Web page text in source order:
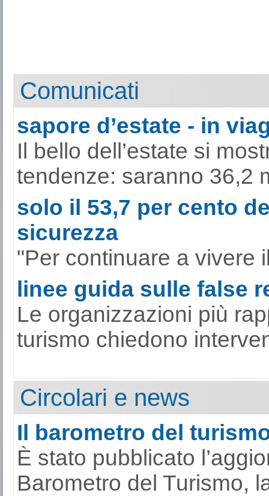
Comunicati
sapore d’estate - in
Il bello dell’estate si
tendenze: saranno 36,2
solo il 53,7 per cento
sicurezza
"Per continuare a vivere
linee guida sulle false
Le organizzazioni più
turismo chiedono
Circolari e news
Il barometro del
È stato pubblicato
Barometro del Turismo,